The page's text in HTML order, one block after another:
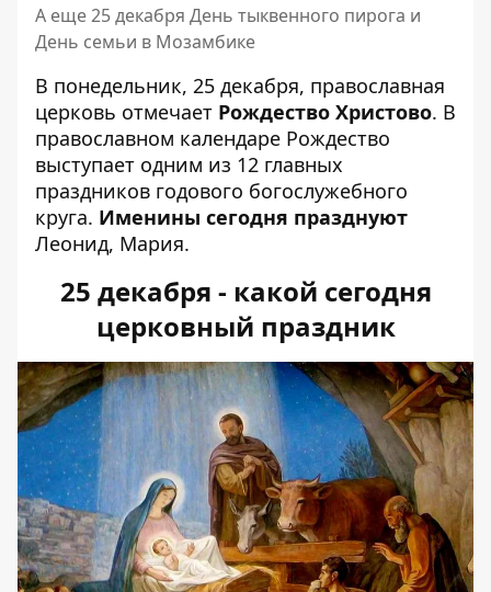
А еще 25 декабря День тыквенного пирога и
День семьи в Мозамбике
В понедельник, 25 декабря, православная
церковь отмечает Рождество Христово. В
православном календаре Рождество
выступает одним из 12 главных
праздников годового богослужебного
круга. Именины сегодня празднуют
Леонид, Мария.
25 декабря - какой сегодня
церковный праздник